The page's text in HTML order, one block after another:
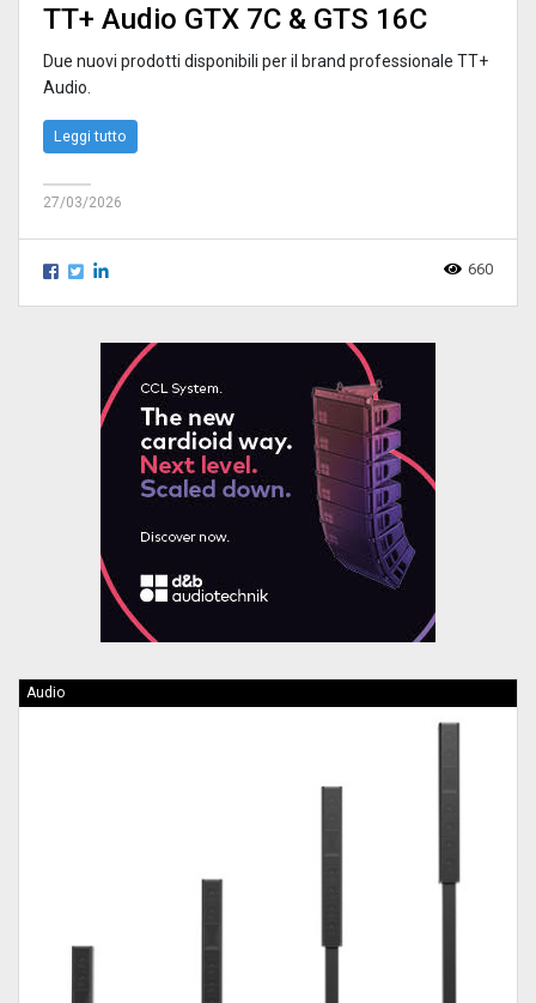
TT+ Audio GTX 7C & GTS 16C
Due nuovi prodotti disponibili per il brand professionale TT+
Audio.
Leggi tutto
27/03/2026
660
Audio